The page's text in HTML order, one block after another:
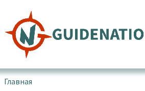
содержимому
Главная